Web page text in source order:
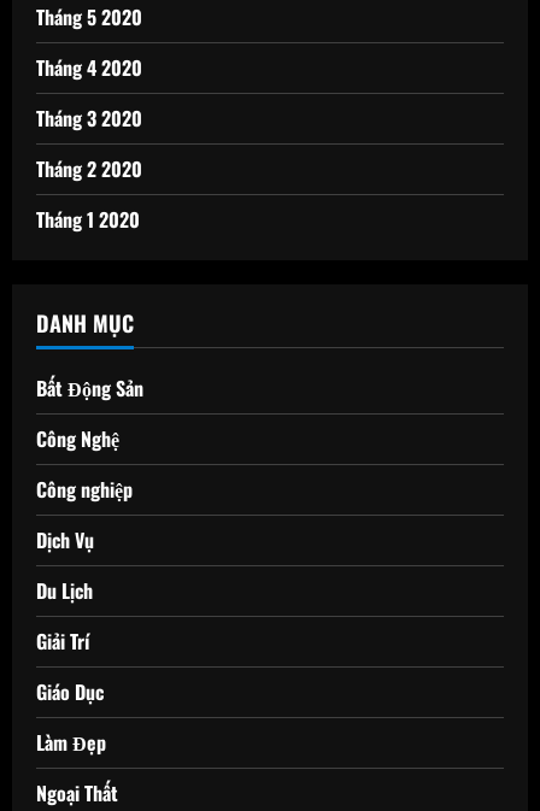
Tháng 5 2020
Tháng 4 2020
Tháng 3 2020
Tháng 2 2020
Tháng 1 2020
DANH MỤC
Bất Động Sản
Công Nghệ
Công nghiệp
Dịch Vụ
Du Lịch
Giải Trí
Giáo Dục
Làm Đẹp
Ngoại Thất